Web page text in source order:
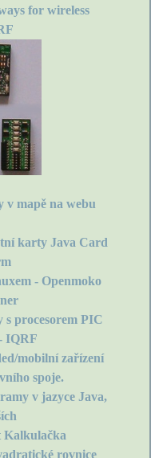
for wireless
v mapě na webu
karty Java Card
- Openmoko
procesorem PIC
IQRF
mobilní zařízení
spoje.
v jazyce Java,
Kalkulačka
rovnice